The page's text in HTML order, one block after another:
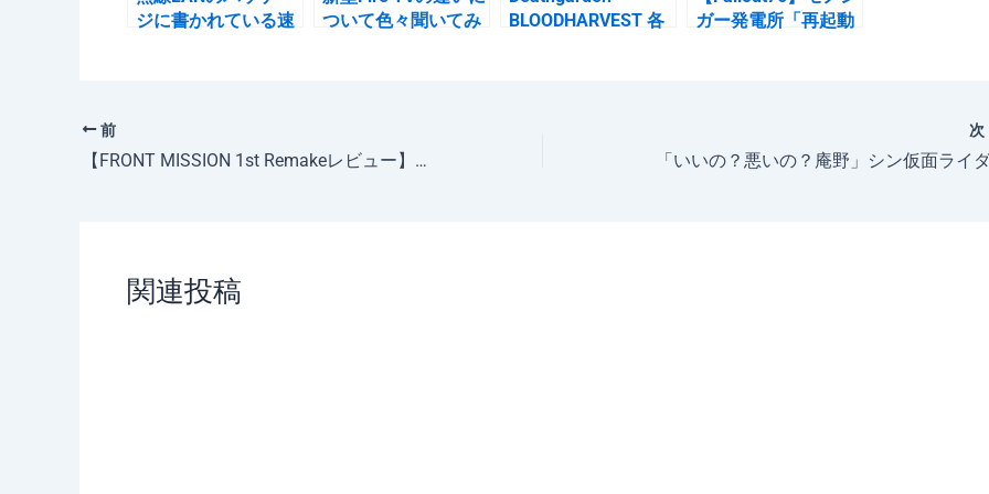
ジに書かれている速
ついて色々聞いてみ
BLOODHARVEST 各
ガー発電所「再起動
前
【FRONT MISSION 1st Remakeレビュー】50点、リメイクと言うよりリマスター。
次
関連投稿